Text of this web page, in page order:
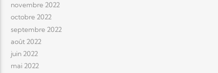
novembre 2022
octobre 2022
septembre 2022
août 2022
juin 2022
mai 2022